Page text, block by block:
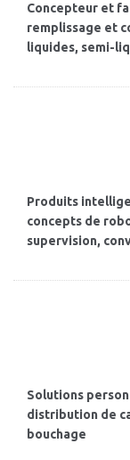
Concepteur et
remplissage et
liquides, semi-
Produits
concepts de
supervision,
Solutions
distribution de
bouchage